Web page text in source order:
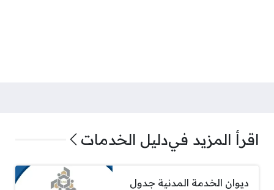
اقرأ المزيد فيدليل الخدمات
ديوان الخدمة المدنية جدول